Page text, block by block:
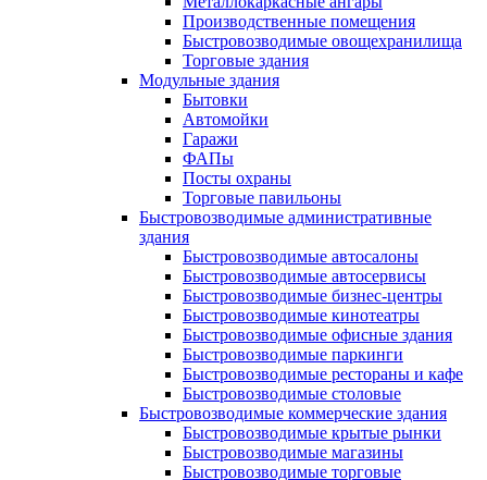
Производственные помещения
Быстровозводимые овощехранилища
Торговые здания
Модульные здания
Бытовки
Автомойки
Гаражи
ФАПы
Посты охраны
Торговые павильоны
Быстровозводимые административные
здания
Быстровозводимые автосалоны
Быстровозводимые автосервисы
Быстровозводимые бизнес-центры
Быстровозводимые кинотеатры
Быстровозводимые офисные здания
Быстровозводимые паркинги
Быстровозводимые рестораны и кафе
Быстровозводимые столовые
Быстровозводимые коммерческие здания
Быстровозводимые крытые рынки
Быстровозводимые магазины
Быстровозводимые торговые